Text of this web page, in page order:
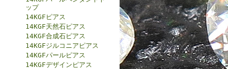
ップ
14KGFピアス
14KGF天然石ピアス
14KGF合成石ピアス
14KGFジルコニアピアス
14KGFパールピアス
14KGFデザインピアス